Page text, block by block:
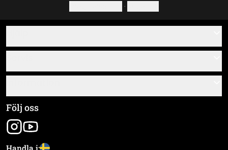
·
Om oss
Materialöversikt
Spåra leverans
Allmänna villkor
Företagsinformation
Följ oss
Handla i: